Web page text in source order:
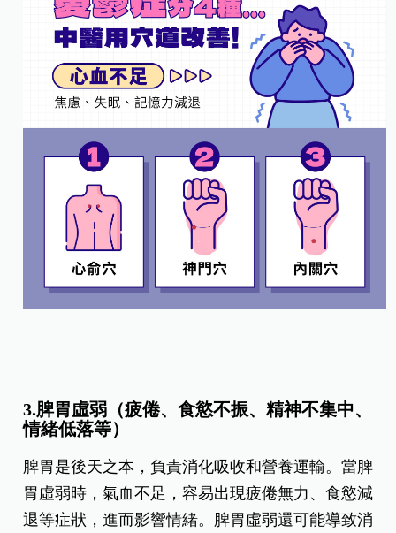
3.脾胃虛弱（疲倦、食慾不振、精神不集中、
情緒低落等）
脾胃是後天之本，負責消化吸收和營養運輸。當脾
胃虛弱時，氣血不足，容易出現疲倦無力、食慾減
退等症狀，進而影響情緒。脾胃虛弱還可能導致消